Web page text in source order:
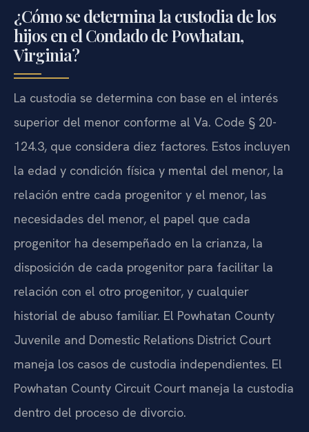
¿Cómo se determina la custodia de los
hijos en el Condado de Powhatan,
Virginia?
La custodia se determina con base en el interés
superior del menor conforme al Va. Code § 20-
124.3, que considera diez factores. Estos incluyen
la edad y condición física y mental del menor, la
relación entre cada progenitor y el menor, las
necesidades del menor, el papel que cada
progenitor ha desempeñado en la crianza, la
disposición de cada progenitor para facilitar la
relación con el otro progenitor, y cualquier
historial de abuso familiar. El Powhatan County
Juvenile and Domestic Relations District Court
maneja los casos de custodia independientes. El
Powhatan County Circuit Court maneja la custodia
dentro del proceso de divorcio.